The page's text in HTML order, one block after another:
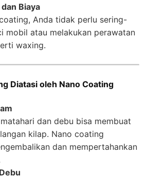
Biaya
Anda tidak perlu sering-
mobil atau melakukan perawatan
waxing.
Diatasi oleh Nano Coating
dan debu bisa membuat
kilap. Nano coating
dan mempertahankan